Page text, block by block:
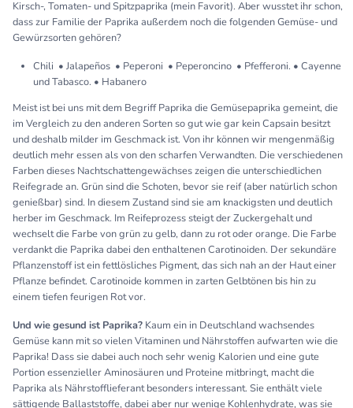
Kirsch-, Tomaten- und Spitzpaprika (mein Favorit). Aber wusstet ihr schon,
dass zur Familie der Paprika außerdem noch die folgenden Gemüse- und
Gewürzsorten gehören?
Chili • Jalapeños • Peperoni • Peperoncino • Pfefferoni. • Cayenne
und Tabasco. • Habanero
Meist ist bei uns mit dem Begriff Paprika die Gemüsepaprika gemeint, die
im Vergleich zu den anderen Sorten so gut wie gar kein Capsain besitzt
und deshalb milder im Geschmack ist. Von ihr können wir mengenmäßig
deutlich mehr essen als von den scharfen Verwandten. Die verschiedenen
Farben dieses Nachtschattengewächses zeigen die unterschiedlichen
Reifegrade an. Grün sind die Schoten, bevor sie reif (aber natürlich schon
genießbar) sind. In diesem Zustand sind sie am knackigsten und deutlich
herber im Geschmack. Im Reifeprozess steigt der Zuckergehalt und
wechselt die Farbe von grün zu gelb, dann zu rot oder orange. Die Farbe
verdankt die Paprika dabei den enthaltenen Carotinoiden. Der sekundäre
Pflanzenstoff ist ein fettlösliches Pigment, das sich nah an der Haut einer
Pflanze befindet. Carotinoide kommen in zarten Gelbtönen bis hin zu
einem tiefen feurigen Rot vor.
Und wie gesund ist Paprika? Kaum ein in Deutschland wachsendes
Gemüse kann mit so vielen Vitaminen und Nährstoffen aufwarten wie die
Paprika! Dass sie dabei auch noch sehr wenig Kalorien und eine gute
Portion essenzieller Aminosäuren und Proteine mitbringt, macht die
Paprika als Nährstofflieferant besonders interessant. Sie enthält viele
sättigende Ballaststoffe, dabei aber nur wenige Kohlenhydrate, was sie